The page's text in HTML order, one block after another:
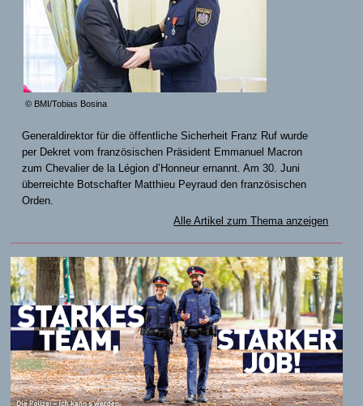
© BMI/Tobias Bosina
Generaldirektor für die öffentliche Sicherheit Franz Ruf wurde
per Dekret vom französischen Präsident Emmanuel Macron
zum Chevalier de la Légion d’Honneur ernannt. Am 30. Juni
überreichte Botschafter Matthieu Peyraud den französischen
Orden.
Alle Artikel zum Thema anzeigen